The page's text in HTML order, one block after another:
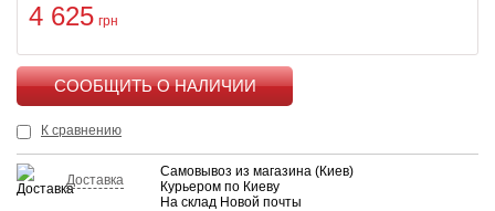
4 625 грн
К сравнению
Доставка
Самовывоз из магазина (Киев)
Курьером по Киеву
На склад Новой почты